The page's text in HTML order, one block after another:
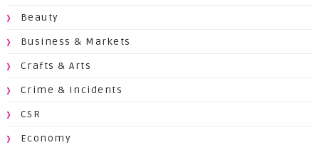
Beauty
Business & Markets
Crafts & Arts
Crime & Incidents
CSR
Economy